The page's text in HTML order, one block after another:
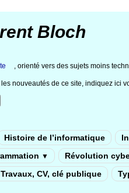
Bloch
, orienté vers des sujets moins
nouveautés de ce site, indiquez ici
Histoire de l’informatique
▼
Révolution
Travaux, CV, clé publique